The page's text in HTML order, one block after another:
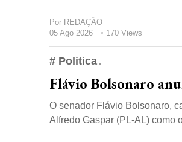
Por REDAÇÃO
05 Ago 2026
170 Views
# Politica
Flávio Bolsonaro
O senador Flávio Bolsonaro,
Alfredo Gaspar (PL-AL) como